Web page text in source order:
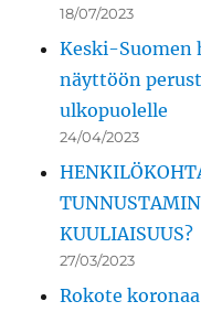
18/07/2023
Keski-Suomen
näyttöön
ulkopuolelle
24/04/2023
KUULIAISUUS?
27/03/2023
Rokote